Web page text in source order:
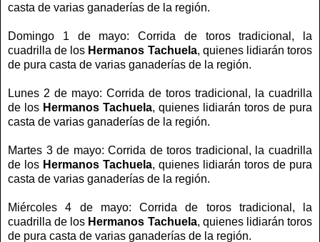
casta de varias ganaderías de la región.
Domingo 1 de mayo: Corrida de toros tradicional, la
cuadrilla de los Hermanos Tachuela, quienes lidiarán toros
de pura casta de varias ganaderías de la región.
Lunes 2 de mayo: Corrida de toros tradicional, la cuadrilla
de los Hermanos Tachuela, quienes lidiarán toros de pura
casta de varias ganaderías de la región.
Martes 3 de mayo: Corrida de toros tradicional, la cuadrilla
de los Hermanos Tachuela, quienes lidiarán toros de pura
casta de varias ganaderías de la región.
Miércoles 4 de mayo: Corrida de toros tradicional, la
cuadrilla de los Hermanos Tachuela, quienes lidiarán toros
de pura casta de varias ganaderías de la región.